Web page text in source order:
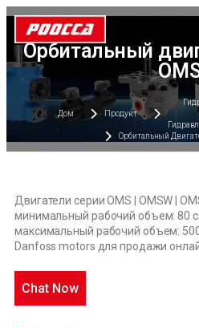
Орбитальный
Дом Продукт
Орбитальный
Двигатели серии OMS | OMSW |
минимальный рабочий объем: 80
максимальный рабочий объем:
Danfoss motors для продажи
Chat Now